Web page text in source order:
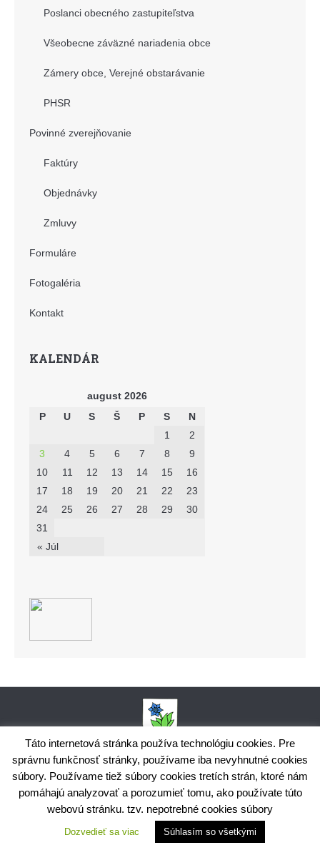
Poslanci obecného zastupiteľstva
Všeobecne záväzné nariadenia obce
Zámery obce, Verejné obstarávanie
PHSR
Povinné zverejňovanie
Faktúry
Objednávky
Zmluvy
Formuláre
Fotogaléria
Kontakt
KALENDÁR
august 2026
P
U S Š P S N
« Júl
1
2
3
4 5 6 7 8
9
10
11 12 13 14 15
16
17
18 19 20 21 22
23
24
25 26 27 28 29
30
31
Obecný úrad Bodiná, č. 102, 018 15 Prečín,
+421424398035,www.bodina.eu
IČO: 00 692 522, Prima banka Slovensko, a.s., IBAN: SK25 5600 0000
0029 9178 8001
Ochrana osobných údajov
Využite možnosť získavania aktuálnych informácií s využitím
Táto internetová stránka používa technológiu cookies. Pre
správnu funkčnosť stránky, používame iba nevyhnutné cookies
súbory. Používame tiež súbory cookies tretích strán, ktoré nám
pomáhajú analyzovať a porozumieť tomu, ako používate túto
webovú stránku. tzv. nepotrebné cookies súbory
Dozvedieť sa viac Súhlasím so všetkými